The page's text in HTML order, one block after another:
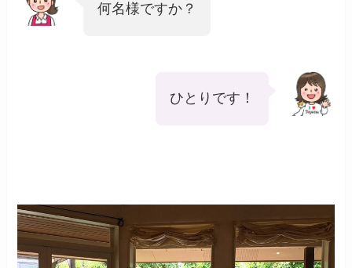
何名様ですか？
ひとりです！